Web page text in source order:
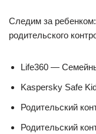
Следим за
родительского
Life360 —
Kaspersky Safe
Родительский
Родительский